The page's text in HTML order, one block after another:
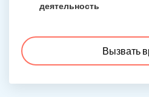
деятельность
Вызвать